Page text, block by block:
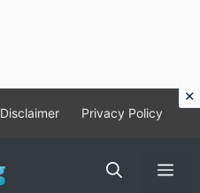
Disclaimer Privacy Policy